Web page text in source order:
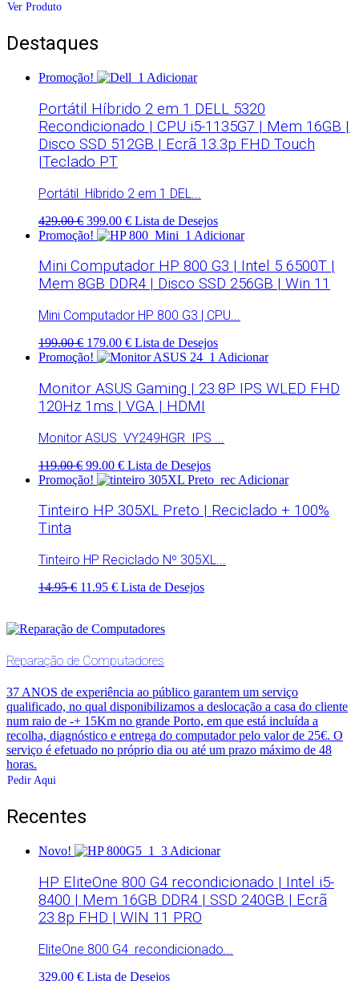
Ver Produto
Destaques
Promoção! Adicionar
Portátil Híbrido 2 em 1 DELL 5320
Recondicionado | CPU i5-1135G7 | Mem 16GB |
Disco SSD 512GB | Ecrã 13.3p FHD Touch
|Teclado PT
Portátil Híbrido 2 em 1 DEL...
429.00 € 399.00 € Lista de Desejos
Promoção!
Adicionar
Mini Computador HP 800 G3 | Intel 5 6500T |
Mem 8GB DDR4 | Disco SSD 256GB | Win 11
Mini Computador HP 800 G3 | CPU...
199.00 € 179.00 € Lista de Desejos
Promoção!
Adicionar
Monitor ASUS Gaming | 23.8P IPS WLED FHD
120Hz 1ms | VGA | HDMI
Monitor ASUS VY249HGR IPS ...
119.00 € 99.00 € Lista de Desejos
Promoção!
Adicionar
Tinteiro HP 305XL Preto | Reciclado + 100%
Tinta
Tinteiro HP Reciclado Nº 305XL...
14.95 € 11.95 € Lista de Desejos
Reparação de Computadores
37 ANOS de experiência ao público garantem um serviço
qualificado, no qual disponibilizamos a deslocação a casa do cliente
num raio de -+ 15Km no grande Porto, em que está incluída a
recolha, diagnóstico e entrega do computador pelo valor de 25€. O
serviço é efetuado no próprio dia ou até um prazo máximo de 48
horas.
Pedir Aqui
Recentes
Novo! Adicionar
HP EliteOne 800 G4 recondicionado | Intel i5-
8400 | Mem 16GB DDR4 | SSD 240GB | Ecrã
23.8p FHD | WIN 11 PRO
EliteOne 800 G4 recondicionado...
329.00 € Lista de Desejos